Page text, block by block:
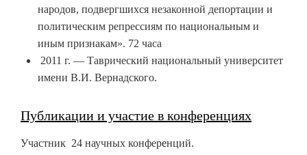
народов, подвергшихся незаконной депортации и
политическим репрессиям по национальным и
иным признакам». 72 часа
2011 г. — Таврический национальный университет
имени В.И. Вернадского.
Публикации и участие в конференциях
Участник 24 научных конференций.